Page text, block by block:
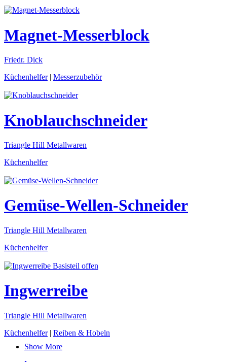
Magnet-Messerblock
Friedr. Dick
Küchenhelfer| Messerzubehör
Knoblauchschneider
Triangle Hill Metallwaren
Küchenhelfer
Gemüse-Wellen-Schneider
Triangle Hill Metallwaren
Küchenhelfer
Ingwerreibe
Triangle Hill Metallwaren
Küchenhelfer| Reiben & Hobeln
Show More